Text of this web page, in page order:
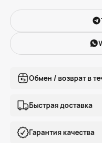
Обмен / возврат в
Быстрая доставка
Гарантия качества